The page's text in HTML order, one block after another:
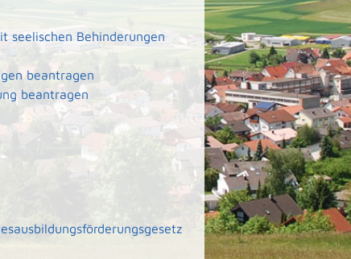
seelischen Behinderungen
beantragen
beantragen